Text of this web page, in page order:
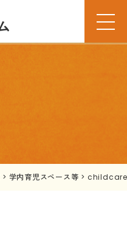
> 学内育児スペース等 >